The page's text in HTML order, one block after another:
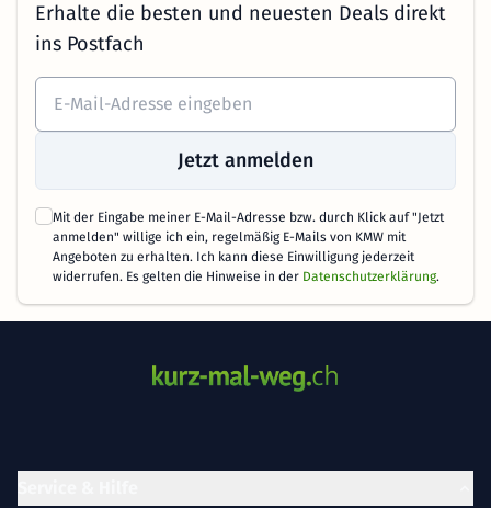
Erhalte die besten und neuesten Deals direkt
ins Postfach
Jetzt anmelden
Mit der Eingabe meiner E-Mail-Adresse bzw. durch Klick auf "Jetzt
anmelden" willige ich ein, regelmäßig E-Mails von KMW mit
Angeboten zu erhalten. Ich kann diese Einwilligung jederzeit
widerrufen. Es gelten die Hinweise in der Datenschutzerklärung.